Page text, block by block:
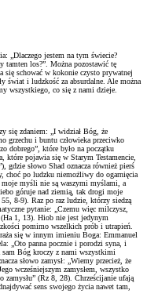
„Dlaczego jestem na tym świecie?
tamten los?”. Można pozostawić tę
się schować w kokonie czysto prywatnej
świat i ludzkość za absurdalne. Ale można
wszystkiego, co się z nami dzieje.
się zdaniem: „I widział Bóg, że
grzechu i buntu człowieka przeciwko
dobrego”, które było na początku
które pojawia się w Starym Testamencie,
gdzie słowo Shad oznacza również pierś
choć po ludzku niemożliwy do ogarnięcia
myśli nie są waszymi myślami, a
góruje nad ziemią, tak drogi moje
8-9). Raz po raz ludzie, którzy siedzą
pytanie: „Czemu więc milczysz,
(Ha 1, 13). Hiob nie jest jedynym
pomimo wszelkich prób i utrapień.
się w innym imieniu Boga: Emmanuel
„Oto panna pocznie i porodzi syna, i
sam Bóg kroczy z nami wszystkimi
słowo zamysł: „Wiemy przecież, że
wcześniejszym zamysłem, wszystko
zamysłu” (Rz 8, 28). Chrześcijanie ufają
sens swojego życia nawet tam,